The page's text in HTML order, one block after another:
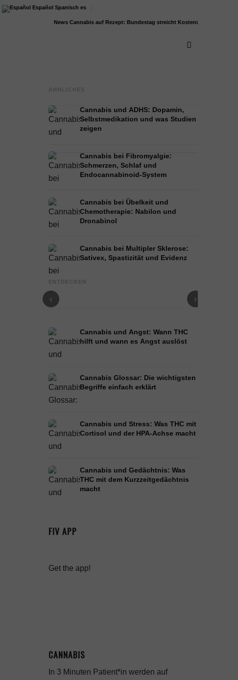
Español Spanisch es
Cannabis auf Rezept: Bundestag streicht Kostenübernahme für...
ÄHNLICHES
Cannabis und ADHS: Dopamin,
Selbstmedikation und was Studien
zeigen
Cannabis bei Fibromyalgie:
Schmerzen, Schlaf und
Endocannabinoid-System
Cannabis bei Übelkeit und
Chemotherapie: Nabilon und
Dronabinol
Cannabis bei Multipler Sklerose:
Sativex, Spastizität und Evidenz
ENTDECKEN
‹
Cannabis und Epilepsie: CBD, Epidiolex und der
›
Cannabis und Angst: Wann THC
hilft und wann es Angst auslöst
Cannabis Glossar: Die wichtigsten
Begriffe einfach erklärt
Cannabis und Stress: Was THC mit
Cortisol und der HPA-Achse macht
Cannabis und Gedächtnis: Was
THC mit dem Kurzzeitgedächtnis
macht
FIV APP
Get the app!
CANNABIS
In 3 Minuten Patient*in werden auf